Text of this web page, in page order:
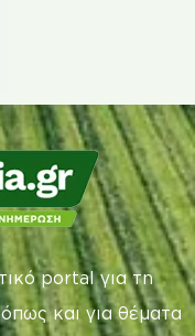
portal για τη
και για θέματα